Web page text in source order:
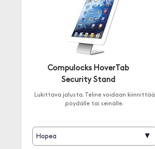
Compulocks HoverTab
Security Stand
Lukittava jalusta. Teline voidaan kiinnittää
pöydälle tai seinälle.
Hopea ▾